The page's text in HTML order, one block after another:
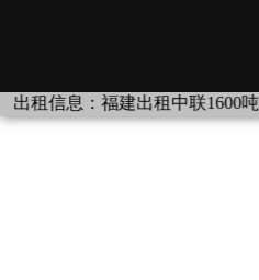
：福建出租中联1600吨履带吊